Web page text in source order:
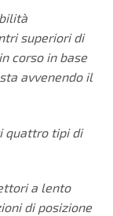
superiori di
corso in base
avvenendo il
quattro tipi di
a lento
di posizione